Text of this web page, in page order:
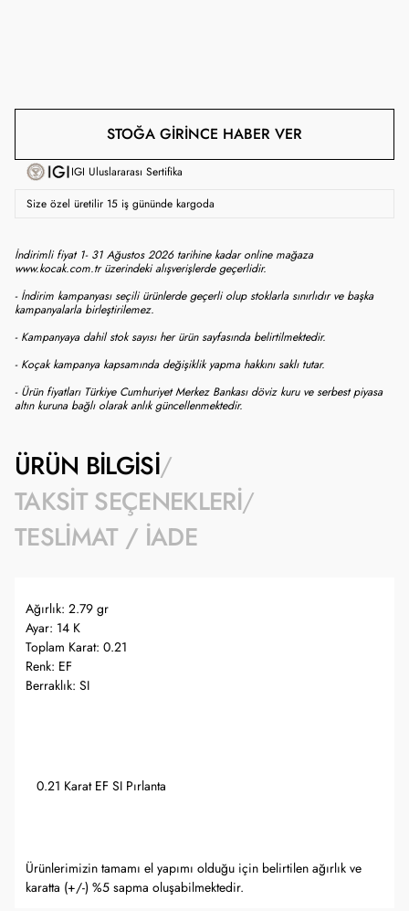
STOĞA GIRINCE HABER VER
IGI Uluslararası Sertifika
Size özel üretilir 15 iş gününde kargoda
İndirimli fiyat 1- 31 Ağustos 2026 tarihine kadar online mağaza
www.kocak.com.tr üzerindeki alışverişlerde geçerlidir.
- İndirim kampanyası seçili ürünlerde geçerli olup stoklarla sınırlıdır ve başka
kampanyalarla birleştirilemez.
- Kampanyaya dahil stok sayısı her ürün sayfasında belirtilmektedir.
- Koçak kampanya kapsamında değişiklik yapma hakkını saklı tutar.
- Ürün fiyatları Türkiye Cumhuriyet Merkez Bankası döviz kuru ve serbest piyasa
altın kuruna bağlı olarak anlık güncellenmektedir.
ÜRÜN BILGISI
TAKSIT SEÇENEKLERI
TESLIMAT / İADE
Ağırlık: 2.79 gr
Ayar: 14 K
Toplam Karat: 0.21
Renk: EF
Berraklık: SI
0.21 Karat EF SI Pırlanta
Ürünlerimizin tamamı el yapımı olduğu için belirtilen ağırlık ve
karatta (+/-) %5 sapma oluşabilmektedir.